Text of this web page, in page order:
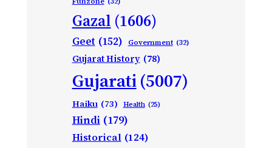
Gazal (1606)
Geet (152) Government (32)
Gujarat History (78)
Gujarati(5007)
Haiku (73) Health (25)
Hindi (179)
Historical (124)